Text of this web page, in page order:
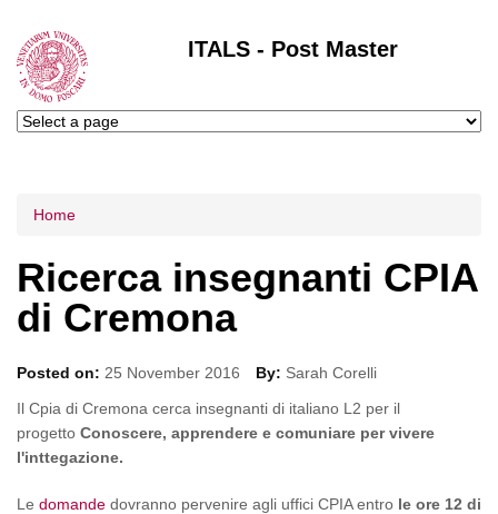
ITALS - Post Master
Tu sei qui
Home
Ricerca insegnanti CPIA
di Cremona
Posted on: 25 November 2016 By: Sarah Corelli
Il Cpia di Cremona cerca insegnanti di italiano L2 per il
progetto Conoscere, apprendere e comuniare per vivere
l'inttegazione.
Le domande dovranno pervenire agli uffici CPIA entro le ore 12 di